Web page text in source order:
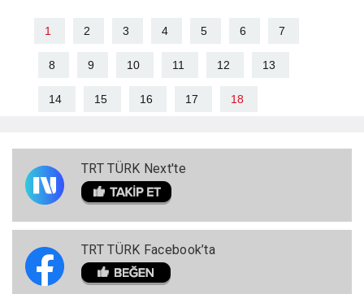
1 2 3 4 5 6 7
8 9 10 11 12 13
14 15 16 17 18
TRT TÜRK Next'te
TRT TÜRK Facebook’ta